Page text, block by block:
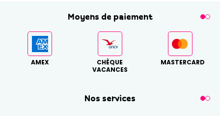
Moyens de paiement
AMEX
CHÈQUE
VACANCES
MASTERCARD
Nos services